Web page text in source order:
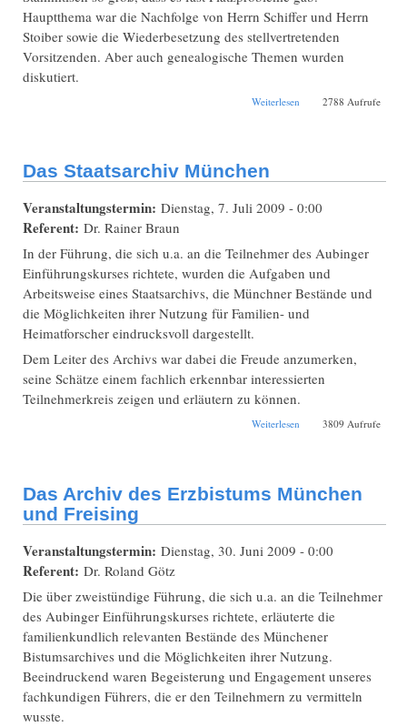
Hauptthema war die Nachfolge von Herrn Schiffer und Herrn
Stoiber sowie die Wiederbesetzung des stellvertretenden
Vorsitzenden. Aber auch genealogische Themen wurden
diskutiert.
Weiterlesen über Sommer-Ferien-
2788 Aufrufe
Das Staatsarchiv München
Veranstaltungstermin: Dienstag, 7. Juli 2009 - 0:00
Referent: Dr. Rainer Braun
In der Führung, die sich u.a. an die Teilnehmer des Aubinger
Einführungskurses richtete, wurden die Aufgaben und
Arbeitsweise eines Staatsarchivs, die Münchner Bestände und
die Möglichkeiten ihrer Nutzung für Familien- und
Heimatforscher eindrucksvoll dargestellt.
Dem Leiter des Archivs war dabei die Freude anzumerken,
seine Schätze einem fachlich erkennbar interessierten
Teilnehmerkreis zeigen und erläutern zu können.
Weiterlesen über Das Staatsarchiv
3809 Aufrufe
Das Archiv des Erzbistums München
und Freising
Veranstaltungstermin: Dienstag, 30. Juni 2009 - 0:00
Referent: Dr. Roland Götz
Die über zweistündige Führung, die sich u.a. an die Teilnehmer
des Aubinger Einführungskurses richtete, erläuterte die
familienkundlich relevanten Bestände des Münchener
Bistumsarchives und die Möglichkeiten ihrer Nutzung.
Beeindruckend waren Begeisterung und Engagement unseres
fachkundigen Führers, die er den Teilnehmern zu vermitteln
wusste.